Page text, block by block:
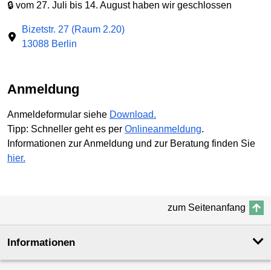
🔒 vom 27. Juli bis 14. August haben wir geschlossen
Bizetstr. 27 (Raum 2.20)
13088 Berlin
Anmeldung
Anmeldeformular siehe Download.
Tipp: Schneller geht es per Onlineanmeldung.
Informationen zur Anmeldung und zur Beratung finden Sie
hier.
zum Seitenanfang
Informationen